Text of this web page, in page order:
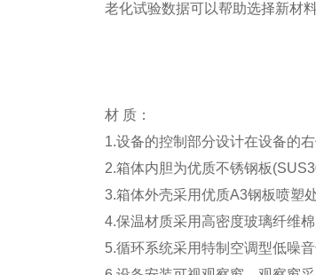
老化试验数据可以帮助选择新材
材 质：
1.设备的控制部分设计在设备的
2.箱体内胆为优质不锈钢板
3.箱体外壳采用优质A3钢板喷塑
4.保温材质采用高密度玻璃纤维棉
5.循环系统采用特制空调型低噪